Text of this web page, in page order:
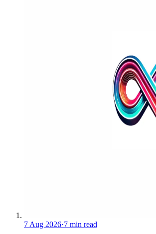
7 Aug 2026·7 min read